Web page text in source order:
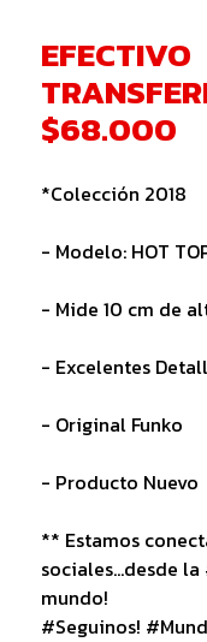
EFECTIVO
$68.000
*Colección 2018
- Modelo: HOT
- Mide 10 cm de
- Excelentes
- Original Funko
- Producto Nuevo
** Estamos
sociales...desde
mundo!
#Seguinos!